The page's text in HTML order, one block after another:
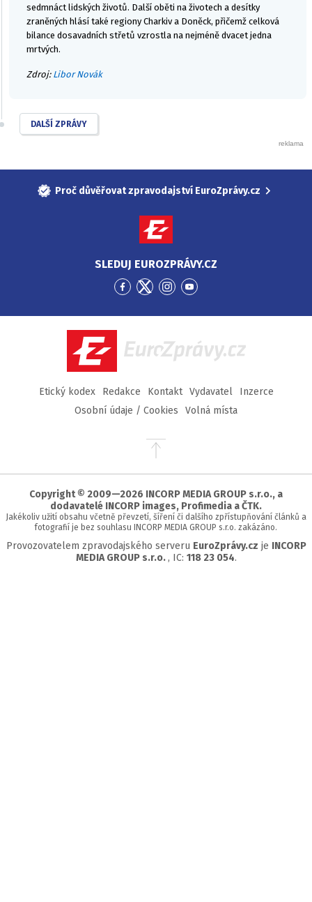
sedmnáct lidských životů. Další oběti na životech a desítky
zraněných hlásí také regiony Charkiv a Doněck, přičemž celková
bilance dosavadních střetů vzrostla na nejméně dvacet jedna
mrtvých.
Zdroj: Libor Novák
DALŠÍ ZPRÁVY
Proč důvěřovat zpravodajství EuroZprávy.cz
SLEDUJ EUROZPRÁVY.CZ
Přejít
Facebook
Přejít
Twitter
Přejít
Instagram
Přejít
YouTube
EuroZprávy.cz
Etický kodex Redakce Kontakt Vydavatel
Inzerce
Osobní údaje / Cookies
Volná místa
Přejít
stránky
Copyright © 2009—2026 INCORP MEDIA GROUP s.r.o., a
dodavatelé INCORP images, Profimedia a ČTK.
Jakékoliv užití obsahu včetně převzetí, šíření či dalšího zpřístupňování článků a
fotografií je bez souhlasu INCORP MEDIA GROUP s.r.o. zakázáno.
Provozovatelem zpravodajského serveru EuroZprávy.cz je INCORP
MEDIA GROUP s.r.o., IC: 118 23 054.